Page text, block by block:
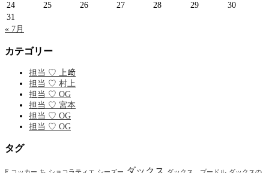
24
25 26 27 28 29
30
31
« 7月
カテゴリー
担当 ♡ 上﨑
担当 ♡ 村上
担当 ♡ OG
担当 ♡ 宮本
担当 ♡ OG
担当 ♡ OG
タグ
ダックス